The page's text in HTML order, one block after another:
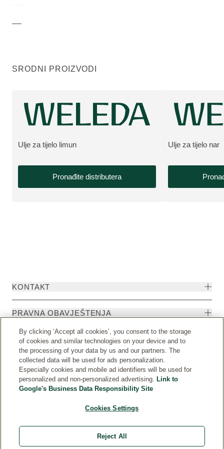
SRODNI PROIZVODI
VIŠE O PROIZVODU:
Ulje za tijelo limun
Pronađite distributera
VIŠE O
Ulje za tijelo nar
KONTAKT
PRAVNA OBAVJEŠTENJA
By clicking ‘Accept all cookies’, you consent to the storage
of cookies and similar technologies on your device and to
the processing of your data by us and our partners. The
collected data will be used for ads personalization.
Especially cookies and mobile ad identifiers will be used for
personalized and non-personalized advertising. Link to
Google's Business Data Responsibility Site
Cookies Settings
Reject All